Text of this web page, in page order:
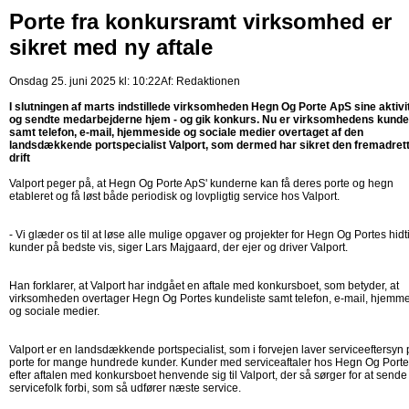
Porte fra konkursramt virksomhed er
sikret med ny aftale
Onsdag 25. juni 2025 kl: 10:22Af: Redaktionen
I slutningen af marts indstillede virksomheden Hegn Og Porte ApS sine
og sendte medarbejderne hjem - og gik konkurs. Nu er virksomhedens
samt telefon, e-mail, hjemmeside og sociale medier overtaget af den
landsdækkende portspecialist Valport, som dermed har sikret den
drift
Valport peger på, at Hegn Og Porte ApS' kunderne kan få deres porte og hegn
etableret og få løst både periodisk og lovpligtig service hos Valport.
- Vi glæder os til at løse alle mulige opgaver og projekter for Hegn Og Portes
kunder på bedste vis, siger Lars Majgaard, der ejer og driver Valport.
Han forklarer, at Valport har indgået en aftale med konkursboet, som betyder, at
virksomheden overtager Hegn Og Portes kundeliste samt telefon, e-mail,
og sociale medier.
Valport er en landsdækkende portspecialist, som i forvejen laver serviceeftersyn
porte for mange hundrede kunder. Kunder med serviceaftaler hos Hegn Og
efter aftalen med konkursboet henvende sig til Valport, der så sørger for at sende
servicefolk forbi, som så udfører næste service.